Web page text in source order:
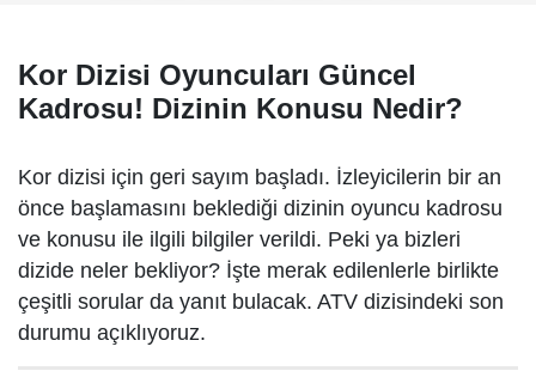
Kor Dizisi Oyuncuları Güncel
Kadrosu! Dizinin Konusu Nedir?
Kor dizisi için geri sayım başladı. İzleyicilerin bir an
önce başlamasını beklediği dizinin oyuncu kadrosu
ve konusu ile ilgili bilgiler verildi. Peki ya bizleri
dizide neler bekliyor? İşte merak edilenlerle birlikte
çeşitli sorular da yanıt bulacak. ATV dizisindeki son
durumu açıklıyoruz.